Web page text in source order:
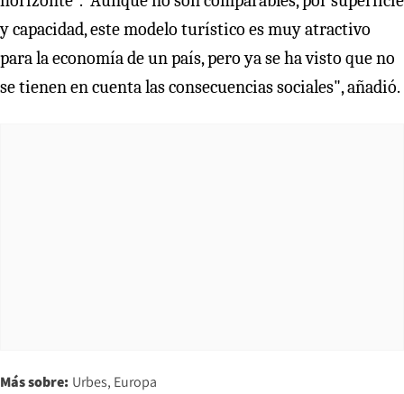
y capacidad, este modelo turístico es muy atractivo
para la economía de un país, pero ya se ha visto que no
se tienen en cuenta las consecuencias sociales", añadió.
Más sobre: Urbes Europa